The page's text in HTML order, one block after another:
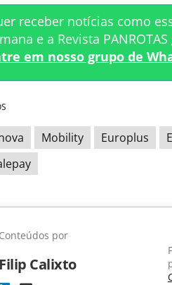
receber notícias como
e a Revista
em nosso grupo de
Mobility Europlus
Conteúdos por
Filip Calixto